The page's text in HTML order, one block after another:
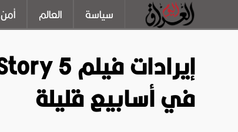
سياسة العالم أمن
في أسابيع قليلة